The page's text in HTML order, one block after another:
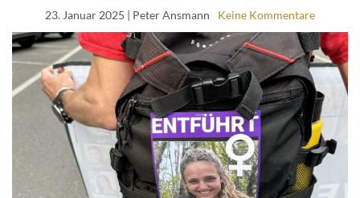
23. Januar 2025 | Peter Ansmann Keine Kommentare